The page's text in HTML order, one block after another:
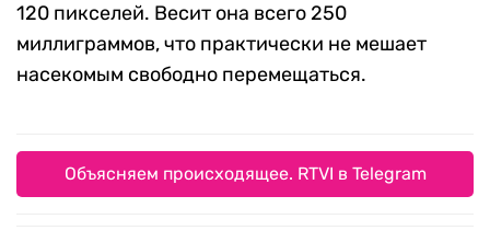
120 пикселей. Весит она всего 250
миллиграммов, что практически не мешает
насекомым свободно перемещаться.
Объясняем происходящее. RTVI в Telegram